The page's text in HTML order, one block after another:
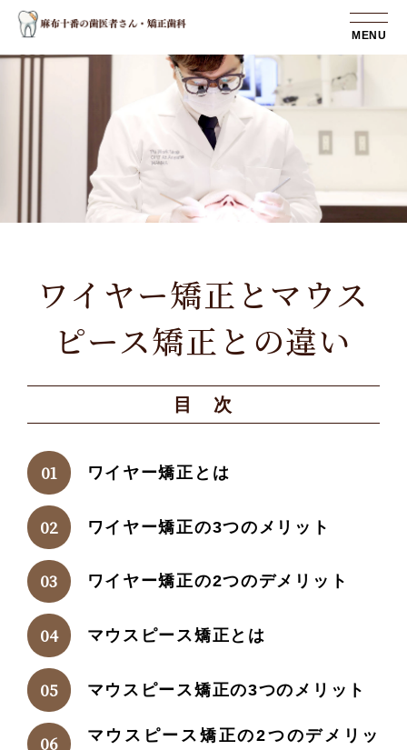
ワイヤー矯正とマウス
ピース矯正との違い
目 次
ワイヤー矯正とは
ワイヤー矯正の3つのメリット
ワイヤー矯正の2つのデメリット
マウスピース矯正とは
マウスピース矯正の3つのメリット
マウスピース矯正の2つのデメリッ
MENU